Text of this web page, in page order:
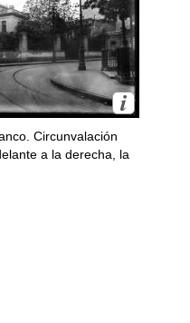
Circunvalación
a la derecha, la